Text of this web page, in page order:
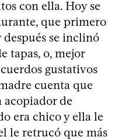
con ella. Hoy se
que primero
después se inclinó
tapas, o, mejor
gustativos
cuenta que
acopiador de
era chico y ella le
le retrucó que más